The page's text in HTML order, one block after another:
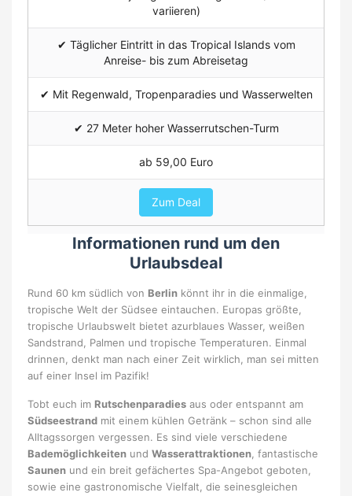
variieren)
✔ Täglicher Eintritt in das Tropical Islands vom
Anreise- bis zum Abreisetag
✔ Mit Regenwald, Tropenparadies und Wasserwelten
✔ 27 Meter hoher Wasserrutschen-Turm
ab 59,00 Euro
Zum Deal
Informationen rund um den
Urlaubsdeal
Rund 60 km südlich von Berlin könnt ihr in die einmalige,
tropische Welt der Südsee eintauchen. Europas größte,
tropische Urlaubswelt bietet azurblaues Wasser, weißen
Sandstrand, Palmen und tropische Temperaturen. Einmal
drinnen, denkt man nach einer Zeit wirklich, man sei mitten
auf einer Insel im Pazifik!
Tobt euch im Rutschenparadies aus oder entspannt am
Südseestrand mit einem kühlen Getränk – schon sind alle
Alltagssorgen vergessen. Es sind viele verschiedene
Bademöglichkeiten und Wasserattraktionen , fantastische
Saunen und ein breit gefächertes Spa-Angebot geboten,
sowie eine gastronomische Vielfalt, die seinesgleichen